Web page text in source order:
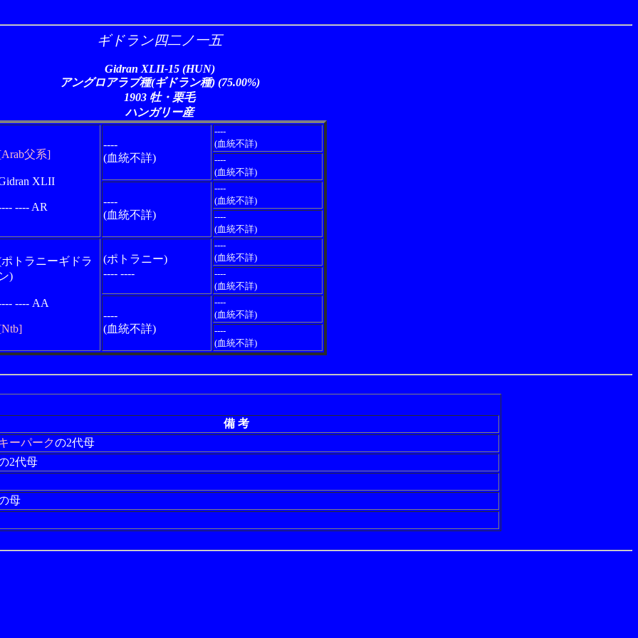
ギドラン四二ノ一五
Gidran XLII-15 (HUN)
アングロアラブ種(ギドラン種) (75.00%)
1903 牡・栗毛
ハンガリー産
父系]
XLII
---- AR
----
(血統不詳)
----
(血統不詳)
----
(血統不詳)
----
(血統不詳)
----
(血統不詳)
----
(血統不詳)
トラニーギドラ
)
---- AA
(ポトラニー)
---- ----
----
(血統不詳)
----
(血統不詳)
----
(血統不詳)
----
(血統不詳)
----
(血統不詳)
備 考
ーパークの2代母
2代母
母